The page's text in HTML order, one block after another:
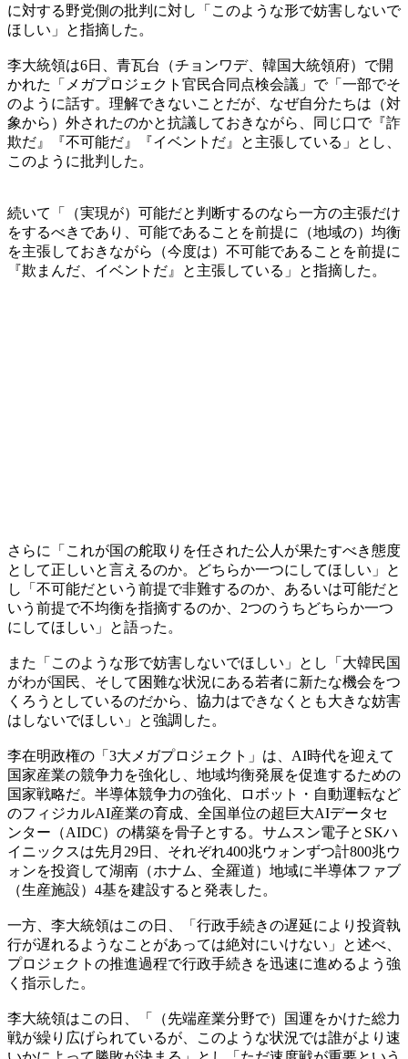
に対する野党側の批判に対し「このような形で妨害しないで
ほしい」と指摘した。
李大統領は6日、青瓦台（チョンワデ、韓国大統領府）で開
かれた「メガプロジェクト官民合同点検会議」で「一部でそ
のように話す。理解できないことだが、なぜ自分たちは（対
象から）外されたのかと抗議しておきながら、同じ口で『詐
欺だ』『不可能だ』『イベントだ』と主張している」とし、
このように批判した。
続いて「（実現が）可能だと判断するのなら一方の主張だけ
をするべきであり、可能であることを前提に（地域の）均衡
を主張しておきながら（今度は）不可能であることを前提に
『欺まんだ、イベントだ』と主張している」と指摘した。
さらに「これが国の舵取りを任された公人が果たすべき態度
として正しいと言えるのか。どちらか一つにしてほしい」と
し「不可能だという前提で非難するのか、あるいは可能だと
いう前提で不均衡を指摘するのか、2つのうちどちらか一つ
にしてほしい」と語った。
また「このような形で妨害しないでほしい」とし「大韓民国
がわが国民、そして困難な状況にある若者に新たな機会をつ
くろうとしているのだから、協力はできなくとも大きな妨害
はしないでほしい」と強調した。
李在明政権の「3大メガプロジェクト」は、AI時代を迎えて
国家産業の競争力を強化し、地域均衡発展を促進するための
国家戦略だ。半導体競争力の強化、ロボット・自動運転など
のフィジカルAI産業の育成、全国単位の超巨大AIデータセ
ンター（AIDC）の構築を骨子とする。サムスン電子とSKハ
イニックスは先月29日、それぞれ400兆ウォンずつ計800兆ウ
ォンを投資して湖南（ホナム、全羅道）地域に半導体ファブ
（生産施設）4基を建設すると発表した。
一方、李大統領はこの日、「行政手続きの遅延により投資執
行が遅れるようなことがあっては絶対にいけない」と述べ、
プロジェクトの推進過程で行政手続きを迅速に進めるよう強
く指示した。
李大統領はこの日、「（先端産業分野で）国運をかけた総力
戦が繰り広げられているが、このような状況では誰がより速